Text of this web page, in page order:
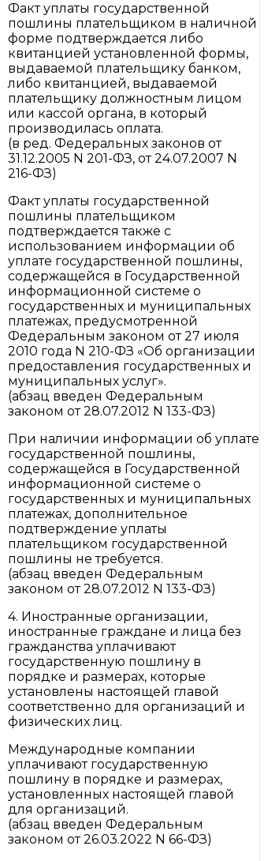
Факт уплаты государственной
пошлины плательщиком в наличной
форме подтверждается либо
квитанцией установленной формы,
выдаваемой плательщику банком,
либо квитанцией, выдаваемой
плательщику должностным лицом
или кассой органа, в который
производилась оплата.
(в ред. Федеральных законов от
31.12.2005 N 201-ФЗ, от 24.07.2007 N
216-ФЗ)
Факт уплаты государственной
пошлины плательщиком
подтверждается также с
использованием информации об
уплате государственной пошлины,
содержащейся в Государственной
информационной системе о
государственных и муниципальных
платежах, предусмотренной
Федеральным законом от 27 июля
2010 года N 210-ФЗ «Об организации
предоставления государственных и
муниципальных услуг».
(абзац введен Федеральным
законом от 28.07.2012 N 133-ФЗ)
При наличии информации об уплате
государственной пошлины,
содержащейся в Государственной
информационной системе о
государственных и муниципальных
платежах, дополнительное
подтверждение уплаты
плательщиком государственной
пошлины не требуется.
(абзац введен Федеральным
законом от 28.07.2012 N 133-ФЗ)
4. Иностранные организации,
иностранные граждане и лица без
гражданства уплачивают
государственную пошлину в
порядке и размерах, которые
установлены настоящей главой
соответственно для организаций и
физических лиц.
Международные компании
уплачивают государственную
пошлину в порядке и размерах,
установленных настоящей главой
для организаций.
(абзац введен Федеральным
законом от 26.03.2022 N 66-ФЗ)